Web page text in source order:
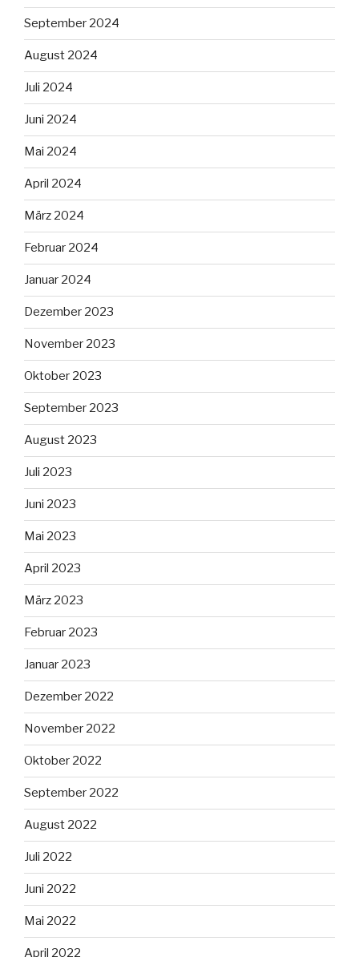
September 2024
August 2024
Juli 2024
Juni 2024
Mai 2024
April 2024
März 2024
Februar 2024
Januar 2024
Dezember 2023
November 2023
Oktober 2023
September 2023
August 2023
Juli 2023
Juni 2023
Mai 2023
April 2023
März 2023
Februar 2023
Januar 2023
Dezember 2022
November 2022
Oktober 2022
September 2022
August 2022
Juli 2022
Juni 2022
Mai 2022
April 2022